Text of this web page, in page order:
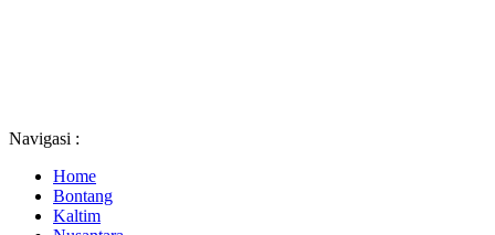
Navigasi :
Home
Bontang
Kaltim